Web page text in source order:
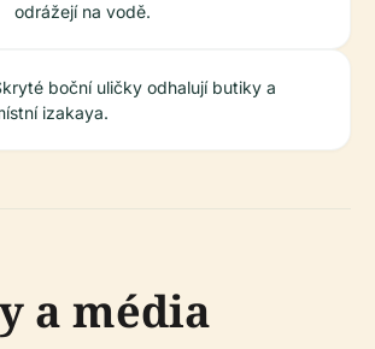
odrážejí na vodě.
boční uličky odhalují butiky a
izakaya.
a média